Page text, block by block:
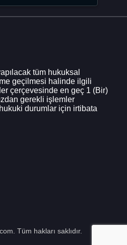
tüm hukuksal
geçilmesi halinde ilgili
çerçevesinde en geç 1 (Bir)
gerekli işlemler
durumlar için irtibata
Tüm hakları saklıdır.